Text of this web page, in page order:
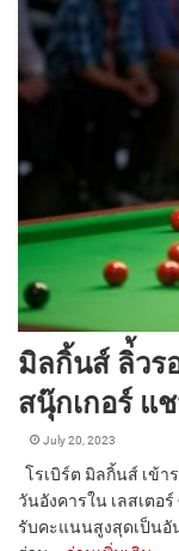
มิลกิ้นส์ ลิ่้วร
สนุ๊กเกอร์ แ
July 20, 2023
โรเบิร์ต มิลกิ้นส์ เข้า
วันอังคารใน เลสเตอ
รับคะแนนสูงสุดเป็นอั